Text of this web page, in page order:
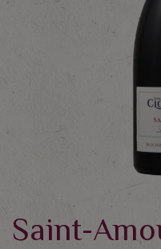
Saint-